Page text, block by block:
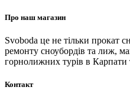
Про наш магазин
Svoboda це не тільки прокат
ремонту сноубордів та лиж,
горнолижних турів в Карпати
Контакт